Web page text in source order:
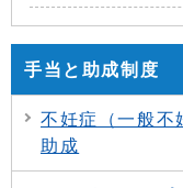
手当と助成制度
不妊症（一般不
助成